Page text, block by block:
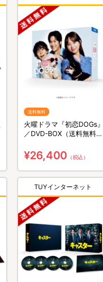
送料無料
火曜ドラマ『初恋DOGs』
／DVD-BOX（送料無料・
¥26,400 （税込）
TUYインターネット